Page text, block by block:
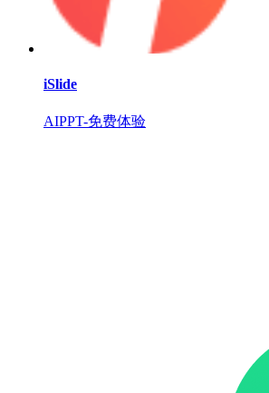
iSlide
AIPPT-免费体验